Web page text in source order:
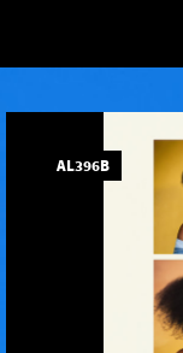
AL396B